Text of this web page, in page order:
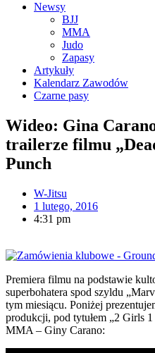
Newsy
BJJ
MMA
Judo
Zapasy
Artykuły
Kalendarz Zawodów
Czarne pasy
Wideo: Gina
trailerze filmu
Punch
W-Jitsu
1 lutego, 2016
4:31 pm
Premiera filmu na podstawie
superbohatera spod szyldu
tym miesiącu. Poniżej
produkcji, pod tytułem „2 Girls
MMA – Giny Carano: